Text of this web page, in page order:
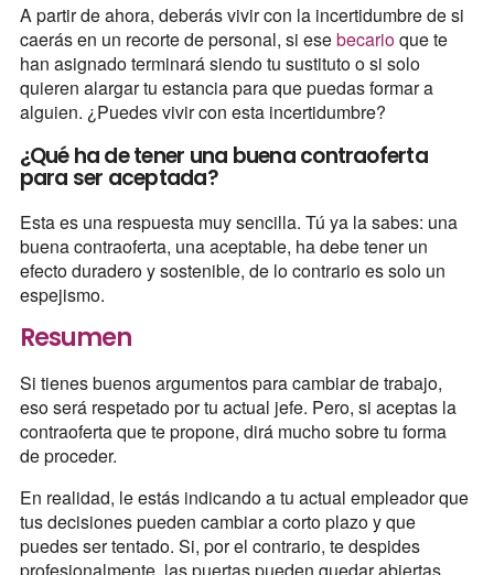
A partir de ahora, deberás vivir con la incertidumbre de si
caerás en un recorte de personal, si esebecarioque te
han asignado terminará siendo tu sustituto o si solo
quieren alargar tu estancia para que puedas formar a
alguien. ¿Puedes vivir con esta incertidumbre?
¿Qué ha de tener una buena contraoferta
para ser aceptada?
Esta es una respuesta muy sencilla. Tú ya la sabes: una
buena contraoferta, una aceptable, ha debe tener un
efecto duradero y sostenible, de lo contrario es solo un
espejismo.
Resumen
Si tienes buenos argumentos para cambiar de trabajo,
eso será respetado por tu actual jefe. Pero, si aceptas la
contraoferta que te propone, dirá mucho sobre tu forma
de proceder.
En realidad, le estás indicando a tu actual empleador que
tus decisiones pueden cambiar a corto plazo y que
puedes ser tentado. Si, por el contrario, te despides
profesionalmente, las puertas pueden quedar abiertas